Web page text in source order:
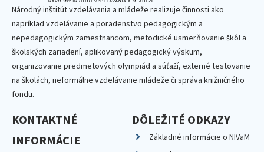
Národný inštitút vzdelávania a mládeže realizuje činnosti ako
napríklad vzdelávanie a poradenstvo pedagogickým a
nepedagogickým zamestnancom, metodické usmerňovanie škôl a
školských zariadení, aplikovaný pedagogický výskum,
organizovanie predmetových olympiád a súťaží, externé testovanie
na školách, neformálne vzdelávanie mládeže či správa knižničného
fondu.
KONTAKTNÉ
INFORMÁCIE
DÔLEŽITÉ ODKAZY
Základné informácie o NIVaM